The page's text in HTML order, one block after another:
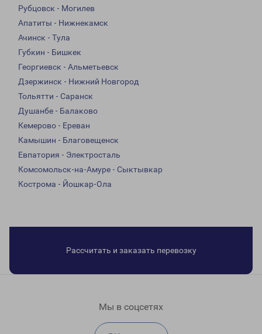
Рубцовск - Могилев
Апатиты - Нижнекамск
Ачинск - Тула
Губкин - Бишкек
Георгиевск - Альметьевск
Дзержинск - Нижний Новгород
Тольятти - Саранск
Душанбе - Балаково
Кемерово - Ереван
Камышин - Благовещенск
Евпатория - Электросталь
Комсомольск-на-Амуре - Сыктывкар
Кострома - Йошкар-Ола
Рассчитать и заказать перевозку
Мы в соцсетях